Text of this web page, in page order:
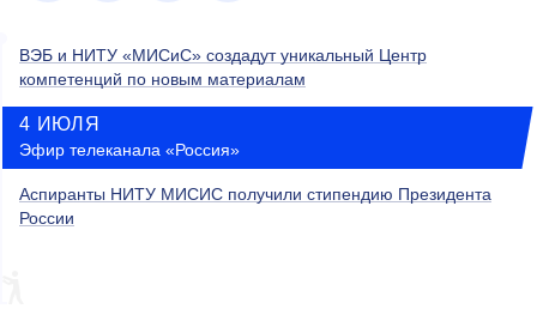
ВЭБ и НИТУ «МИСиС» создадут уникальный Центр
компетенций по новым материалам
4 ИЮЛЯ
Эфир телеканала «Россия»
Аспиранты НИТУ МИСИС получили стипендию Президента
России